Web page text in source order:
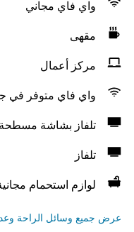
واي فاي مجاني
مقهى
مركز أعمال
واي فاي متوفر في
تلفاز بشاشة مسطحة
تلفاز
لوازم استحمام
عرض جميع وسائل الراحة